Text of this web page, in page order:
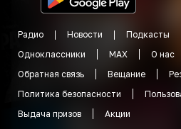
Радио Новости Подкасты
Одноклассники
MAX О нас
Обратная связь
Вещание
Политика безопасности
Выдача призов
Акции